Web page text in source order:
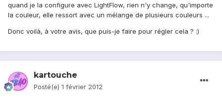
quand je la configure avec LightFlow, rien n'y change, qu'importe
la couleur, elle ressort avec un mélange de plusieurs couleurs ...
Donc voilà, à votre avis, que puis-je faire pour régler cela ? :)
kartouche
Posté(e) 1 février 2012